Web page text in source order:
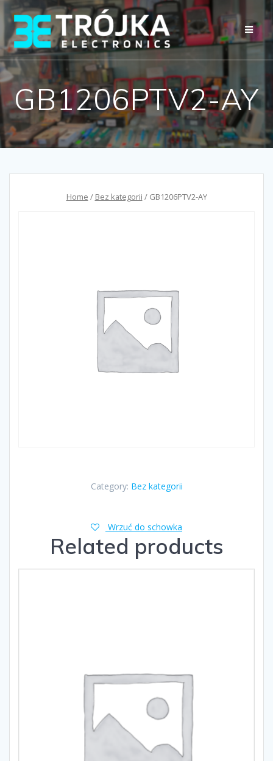
Przejdź
do
treści
GB1206PTV2-AY
Home / Bez kategorii / GB1206PTV2-AY
Category: Bez kategorii
Wrzuć do schowka
Related products